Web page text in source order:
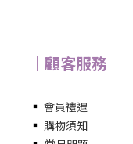
｜顧客服務
▪ 會員禮遇
▪ 購物須知